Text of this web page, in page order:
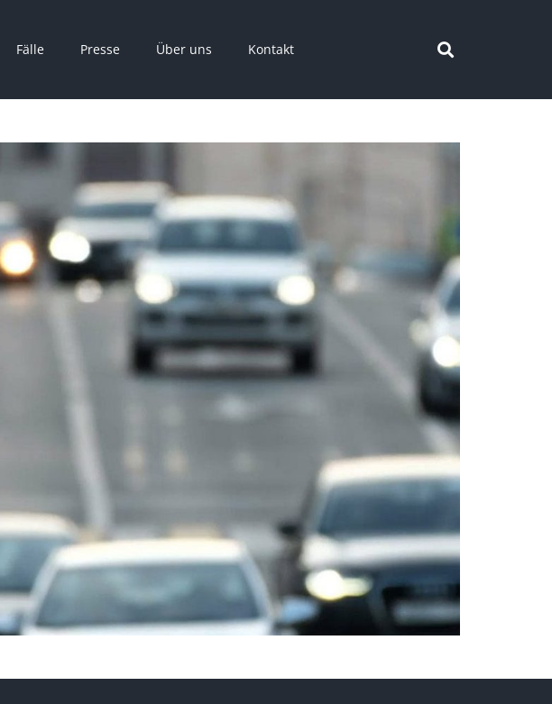
Fälle Presse Über uns Kontakt